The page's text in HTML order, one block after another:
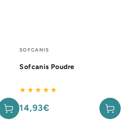
Fournisseur:
SOFCANIS
Sofcanis Poudre
Prix
14,93€